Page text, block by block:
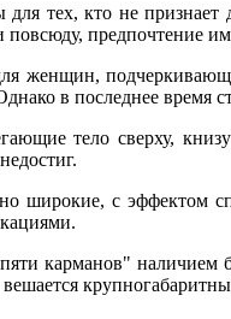
тех, кто не
предпочтение
женщин,
в последнее время
тело сверху,
широкие, с
карманов"